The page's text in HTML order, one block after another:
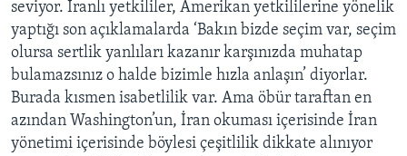
seviyor. İranlı yetkililer, Amerikan yetkililerine yönelik
yaptığı son açıklamalarda ‘Bakın bizde seçim var, seçim
olursa sertlik yanlıları kazanır karşınızda muhatap
bulamazsınız o halde bizimle hızla anlaşın’ diyorlar.
Burada kısmen isabetlilik var. Ama öbür taraftan en
azından Washington’un, İran okuması içerisinde İran
yönetimi içerisinde böylesi çeşitlilik dikkate alınıyor